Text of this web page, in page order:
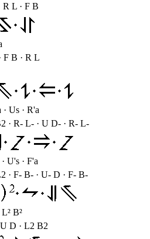
R L · F B
F B · R L
· Us · R'a
· R- L- · U D- · R- L-
U's · F'a
· F- B- · U- D · F- B-
L² B²
D · L2 B2